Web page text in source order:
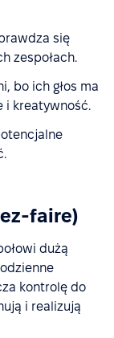
się
zespołach.
bo ich głos ma
i kreatywność.
faire)
dużą
kontrolę do
i realizują